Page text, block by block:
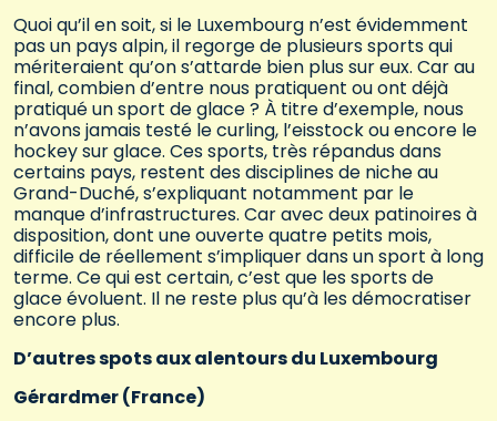
Quoi qu’il en soit, si le Luxembourg n’est évidemment
pas un pays alpin, il regorge de plusieurs sports qui
mériteraient qu’on s’attarde bien plus sur eux. Car au
final, combien d’entre nous pratiquent ou ont déjà
pratiqué un sport de glace ? À titre d’exemple, nous
n’avons jamais testé le curling, l’eisstock ou encore le
hockey sur glace. Ces sports, très répandus dans
certains pays, restent des disciplines de niche au
Grand-Duché, s’expliquant notamment par le
manque d’infrastructures. Car avec deux patinoires à
disposition, dont une ouverte quatre petits mois,
difficile de réellement s’impliquer dans un sport à long
terme. Ce qui est certain, c’est que les sports de
glace évoluent. Il ne reste plus qu’à les démocratiser
encore plus.
D’autres spots aux alentours du Luxembourg
Gérardmer (France)